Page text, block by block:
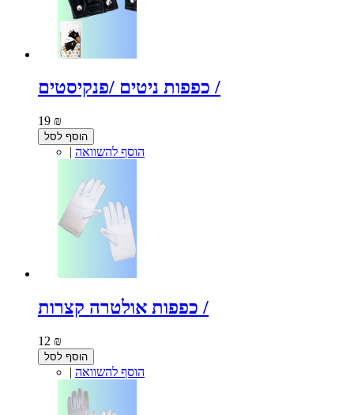
כפפות ניטים /פנקיסטים /
19 ₪
הוסף לסל
| הוסף להשוואה
כפפות אולטרה קצרות /
12 ₪
הוסף לסל
| הוסף להשוואה